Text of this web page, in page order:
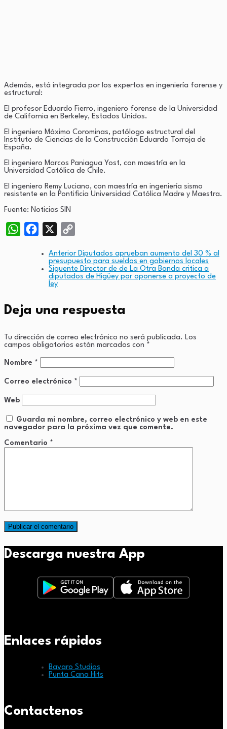
Además, está integrada por los expertos en ingeniería forense y
estructural:
El profesor Eduardo Fierro, ingeniero forense de la Universidad
de California en Berkeley, Estados Unidos.
El ingeniero Máximo Corominas, patólogo estructural del
Instituto de Ciencias de la Construcción Eduardo Torroja de
España.
El ingeniero Marcos Paniagua Yost, con maestría en la
Universidad Católica de Chile.
El ingeniero Remy Luciano, con maestría en ingeniería sismo
resistente en la Pontificia Universidad Católica Madre y Maestra.
Fuente: Noticias SIN
WhatsAppFacebook
Anterior Diputados aprueban aumento del 30 % al
presupuesto para sueldos en gobiernos locales
Siguente Director de de La Otra Banda critica a
diputados de Higüey por oponerse a proyecto de
ley
Deja una respuesta
Tu dirección de correo electrónico no será publicada. Los
campos obligatorios están marcados con *
Nombre *
Correo electrónico *
Web
Guarda mi nombre, correo electrónico y web en este
navegador para la próxima vez que comente.
Comentario *
Descarga nuestra App
Enlaces rápidos
Bavaro Studios
Punta Cana Hits
Contactenos